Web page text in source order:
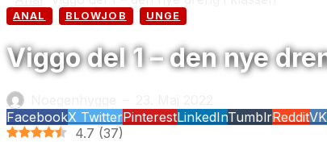
ANAL BLOWJOB UNGE
Viggo del 1 – den nye
FacebookX TwitterPinterestLinkedInTumblrRedditVK
4.7 (37)